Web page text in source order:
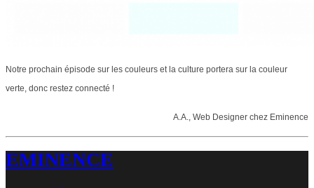
Notre prochain épisode sur les couleurs et la culture portera sur la couleur
verte, donc restez connecté !
A.A., Web Designer chez Eminence
EMINENCE